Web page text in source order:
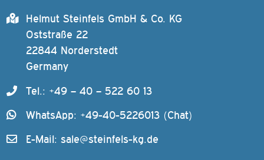
Helmut Steinfels GmbH & Co. KG
Oststraße 22
22844 Norderstedt
Germany
Tel.: +49 – 40 – 522 60 13
WhatsApp: +49-40-5226013 (Chat)
E-Mail: sale@steinfels-kg.de